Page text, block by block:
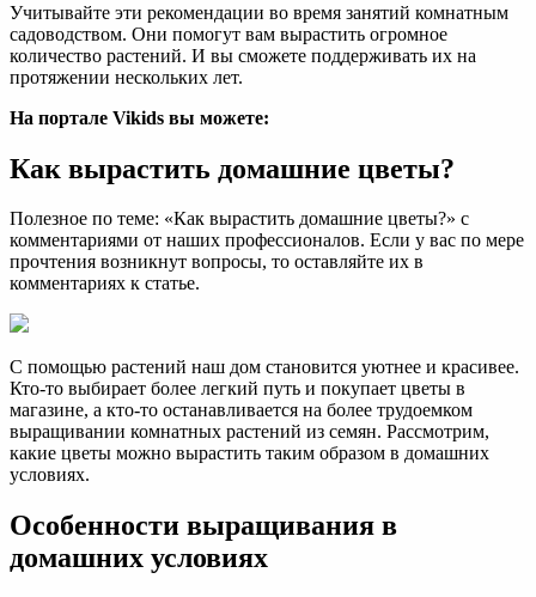
Учитывайте эти рекомендации во время занятий комнатным
садоводством. Они помогут вам вырастить огромное
количество растений. И вы сможете поддерживать их на
протяжении нескольких лет.
На портале Vikids вы можете:
Как вырастить домашние цветы?
Полезное по теме: «Как вырастить домашние цветы?» с
комментариями от наших профессионалов. Если у вас по мере
прочтения возникнут вопросы, то оставляйте их в
комментариях к статье.
С помощью растений наш дом становится уютнее и красивее.
Кто-то выбирает более легкий путь и покупает цветы в
магазине, а кто-то останавливается на более трудоемком
выращивании комнатных растений из семян. Рассмотрим,
какие цветы можно вырастить таким образом в домашних
условиях.
Особенности выращивания в
домашних условиях